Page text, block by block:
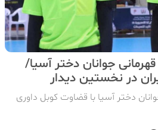
جوانان دختر آسیا/
در نخستین دیدار
دختر آسیا با قضاوت کوبل داوری